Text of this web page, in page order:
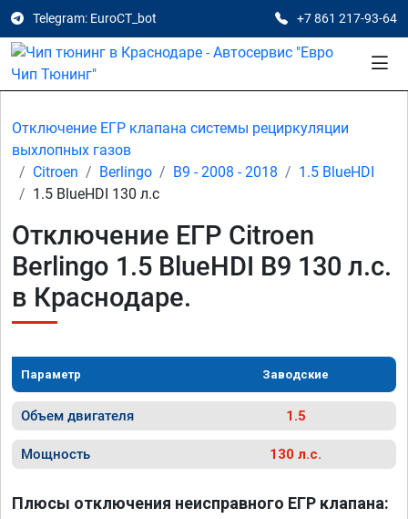
Telegram: EuroCT_bot +7 861 217-93-64
Отключение ЕГР клапана системы рециркуляции
выхлопных газов
Citroen
Berlingo B9 - 2008 - 2018
1.5 BlueHDI
1.5 BlueHDI 130 л.с
Отключение ЕГР Citroen
Berlingo 1.5 BlueHDI B9 130 л.с.
в Краснодаре.
Параметр Заводские
Объем двигателя 1.5
Мощность 130 л.с.
Плюсы отключения неисправного ЕГР клапана: